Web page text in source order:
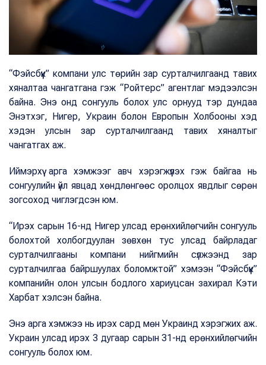
“Фэйсбүүк” компани улс төрийн зар сурталчилгаанд тавих
хяналтаа чангатгана гэж “Ройтерс” агентлаг мэдээлсэн
байна. Энэ онд сонгууль болох улс орнууд тэр дундаа
Энэтхэг, Нигер, Украин болон Европын Холбооны хэд
хэдэн улсын зар сурталчилгаанд тавих хяналтыг
чангатгах аж.
Иймэрхүү арга хэмжээг авч хэрэгжүүлэх гэж байгаа нь
сонгуулийн үйл явцад хөндлөнгөөс оролцох явдлыг сөрөн
зогсоход чиглэгдсэн юм.
“Ирэх сарын 16-нд Нигер улсад ерөнхийлөгчийн сонгууль
болохтой холбогдуулан зөвхөн тус улсад байрладаг
сурталчилгааны компани нийгмийн сүлжээнд зар
сурталчилгаа байршуулах боломжтой” хэмээн “Фэйсбүүк”
компанийн олон улсын бодлого хариуцсан захирал Кэти
Харбат хэлсэн байна.
Энэ арга хэмжээ нь ирэх сард мөн Украинд хэрэгжих аж.
Украин улсад ирэх 3 дугаар сарын 31-нд ерөнхийлөгчийн
сонгууль болох юм.